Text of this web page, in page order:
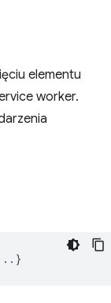
elementu
worker.